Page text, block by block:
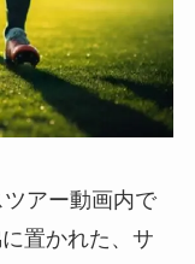
アー動画内で
置かれた、サ